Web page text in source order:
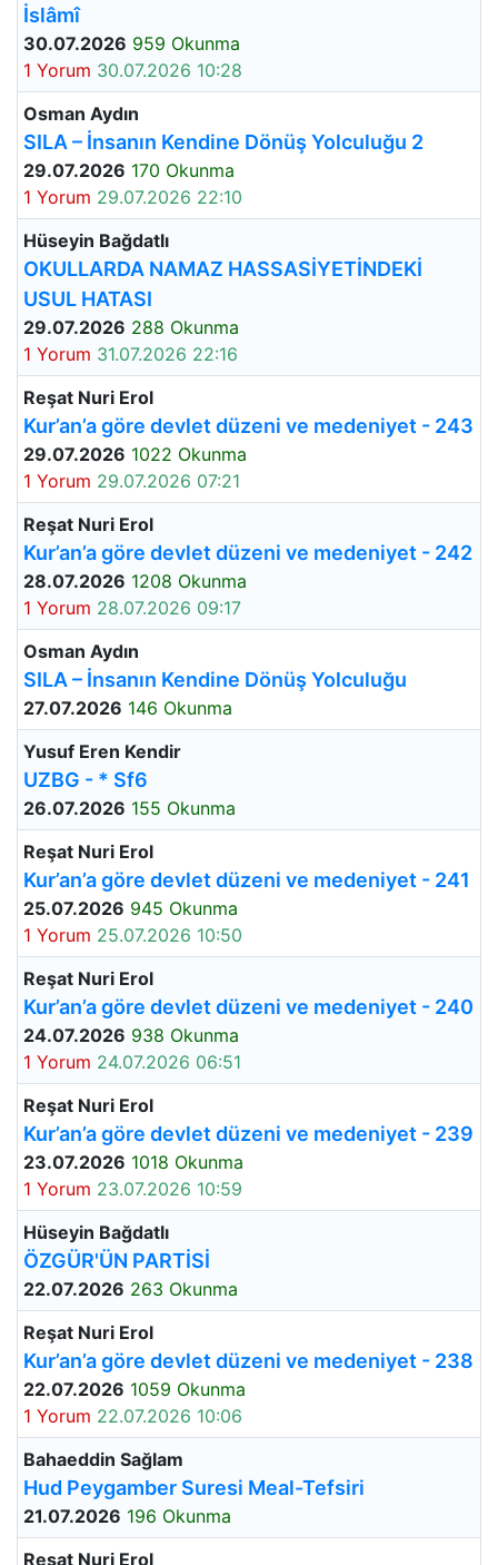
İslâmî
30.07.2026 959 Okunma
1 Yorum 30.07.2026 10:28
Osman Aydın
SILA – İnsanın Kendine Dönüş Yolculuğu 2
29.07.2026 170 Okunma
1 Yorum 29.07.2026 22:10
Hüseyin Bağdatlı
OKULLARDA NAMAZ HASSASİYETİNDEKİ
USUL HATASI
29.07.2026 288 Okunma
1 Yorum 31.07.2026 22:16
Reşat Nuri Erol
Kur’an’a göre devlet düzeni ve medeniyet - 243
29.07.2026 1022 Okunma
1 Yorum 29.07.2026 07:21
Reşat Nuri Erol
Kur’an’a göre devlet düzeni ve medeniyet - 242
28.07.2026 1208 Okunma
1 Yorum 28.07.2026 09:17
Osman Aydın
SILA – İnsanın Kendine Dönüş Yolculuğu
27.07.2026 146 Okunma
Yusuf Eren Kendir
UZBG - * Sf6
26.07.2026 155 Okunma
Reşat Nuri Erol
Kur’an’a göre devlet düzeni ve medeniyet - 241
25.07.2026 945 Okunma
1 Yorum 25.07.2026 10:50
Reşat Nuri Erol
Kur’an’a göre devlet düzeni ve medeniyet - 240
24.07.2026 938 Okunma
1 Yorum 24.07.2026 06:51
Reşat Nuri Erol
Kur’an’a göre devlet düzeni ve medeniyet - 239
23.07.2026 1018 Okunma
1 Yorum 23.07.2026 10:59
Hüseyin Bağdatlı
ÖZGÜR'ÜN PARTİSİ
22.07.2026 263 Okunma
Reşat Nuri Erol
Kur’an’a göre devlet düzeni ve medeniyet - 238
22.07.2026 1059 Okunma
1 Yorum 22.07.2026 10:06
Bahaeddin Sağlam
Hud Peygamber Suresi Meal-Tefsiri
21.07.2026 196 Okunma
Reşat Nuri Erol